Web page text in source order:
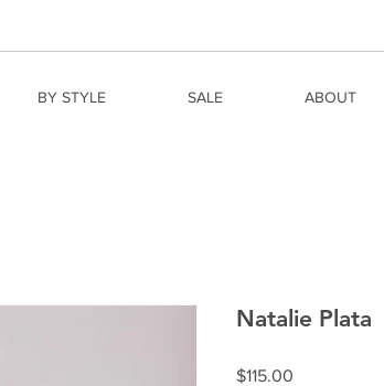
BY STYLE SALE ABOUT
Natalie Plata
$115.00